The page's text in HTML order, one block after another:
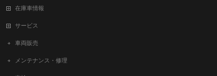
在庫車情報
サービス
車両販売
メンテナンス・修理